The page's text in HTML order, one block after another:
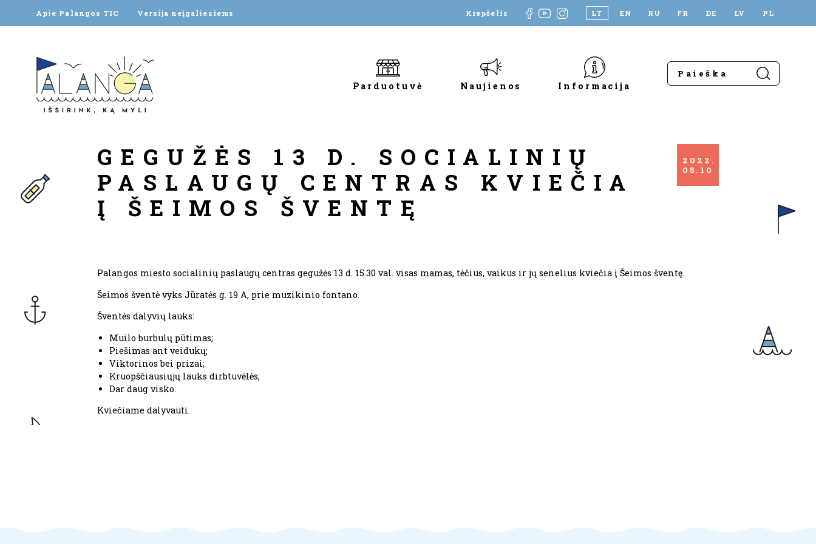
Apie Palangos TIC Versija neįgaliesiems Krepšelis LT EN RU FR DE LV PL
Parduotuvė Naujienos Informacija
GEGUŽĖS 13 D. SOCIALINIŲ
PASLAUGŲ CENTRAS KVIEČIA
Į ŠEIMOS ŠVENTĘ
2022
05
10
Palangos miesto socialinių paslaugų centras gegužės 13 d. 15.30 val. visas mamas, tėčius, vaikus ir jų senelius kviečia į Šeimos šventę.
Šeimos šventė vyks Jūratės g. 19 A, prie muzikinio fontano.
Šventės dalyvių lauks:
Muilo burbulų pūtimas;
Piešimas ant veidukų;
Viktorinos bei prizai;
Kruopščiausiųjų lauks dirbtuvėlės;
Dar daug visko.
Kviečiame dalyvauti.